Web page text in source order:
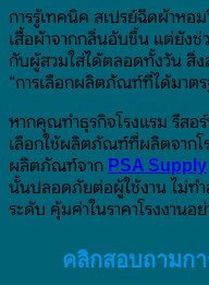
การรู้เทคนิค สเปรย์ฉีดผ้าหอ
เสื้อผ้าจากกลิ่นอับชื้น แต่ยังช่
กับผู้สวมใส่ได้ตลอดทั้งวัน สิ่
“การเลือกผลิตภัณฑ์ที่ได้มาตร
หากคุณทำธุรกิจโรงแรม รีสอ
เลือกใช้ผลิตภัณฑ์ที่ผลิตจากโ
ผลิตภัณฑ์จาก PSA Supply
นั้นปลอดภัยต่อผู้ใช้งาน ไม่ทำ
ระดับ คุ้มค่าในราคาโรงงานอ
คลิกสอบถามก